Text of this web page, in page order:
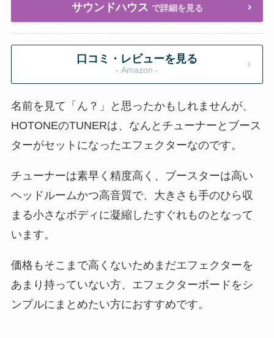
サウンドハウス で詳細を見る
口コミ・レビューを見る
- Amazon -
名前を見て「ん？」と思ったかもしれませんが、
HOTONEのTUNERは、なんとチューナーとブース
ターがセットになったエフェクターなのです。
チューナーは素早く精度高く、ブースターは高い
ヘッドルームかつ高音質で、大きさも手のひら収
まる小さなボディに凝縮したすぐれものとなって
います。
価格もそこまで高くないためまだエフェクターを
あまり持っていない方、エフェクターボードをシ
ンプルにまとめたい方におすすめです。